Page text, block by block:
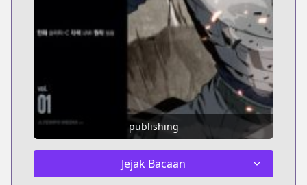
publishing
Jejak Bacaan